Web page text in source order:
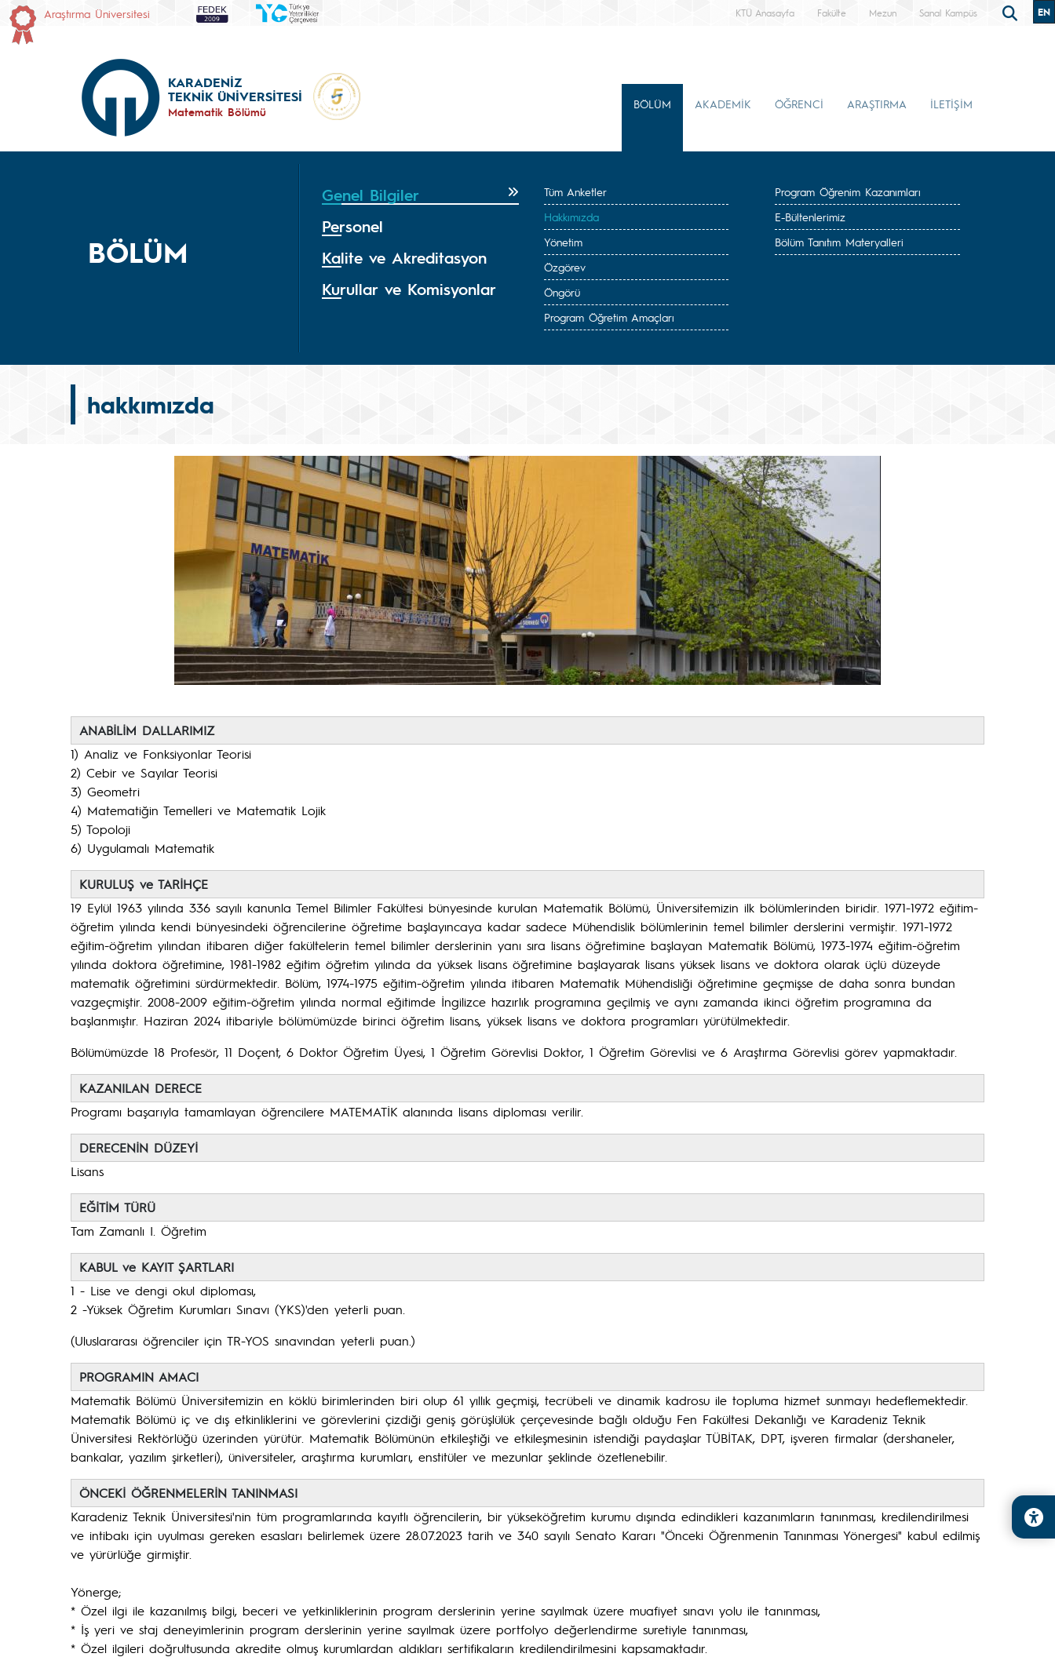
Araştırma Üniversitesi KTÜ Anasayfa Fakülte Mezun Sanal Kampüs EN
KARADENİZ
TEKNİK ÜNİVERSİTESİ
Matematik Bölümü
BÖLÜM AKADEMİK ÖĞRENCİ ARAŞTIRMA İLETİŞİM
BÖLÜM
Genel Bilgiler
Personel
Kalite ve Akreditasyon
Kurullar ve Komisyonlar
Tüm Anketler
Hakkımızda
Yönetim
Özgörev
Öngörü
Program Öğretim Amaçları
Program Öğrenim Kazanımları
E-Bültenlerimiz
Bölüm Tanıtım Materyalleri
hakkımızda
ANABİLİM DALLARIMIZ
1) Analiz ve Fonksiyonlar Teorisi
2) Cebir ve Sayılar Teorisi
3) Geometri
4) Matematiğin Temelleri ve Matematik Lojik
5) Topoloji
6) Uygulamalı Matematik
KURULUŞ ve TARİHÇE
19 Eylül 1963 yılında 336 sayılı kanunla Temel Bilimler Fakültesi bünyesinde kurulan Matematik Bölümü, Üniversitemizin ilk bölümlerinden biridir. 1971-1972 eğitim-
öğretim yılında kendi bünyesindeki öğrencilerine öğretime başlayıncaya kadar sadece Mühendislik bölümlerinin temel bilimler derslerini vermiştir. 1971-1972
eğitim-öğretim yılından itibaren diğer fakültelerin temel bilimler derslerinin yanı sıra lisans öğretimine başlayan Matematik Bölümü, 1973-1974 eğitim-öğretim
yılında doktora öğretimine, 1981-1982 eğitim öğretim yılında da yüksek lisans öğretimine başlayarak lisans yüksek lisans ve doktora olarak üçlü düzeyde
matematik öğretimini sürdürmektedir. Bölüm, 1974-1975 eğitim-öğretim yılında itibaren Matematik Mühendisliği öğretimine geçmişse de daha sonra bundan
vazgeçmiştir. 2008-2009 eğitim-öğretim yılında normal eğitimde İngilizce hazırlık programına geçilmiş ve aynı zamanda ikinci öğretim programına da
başlanmıştır. Haziran 2024 itibariyle bölümümüzde birinci öğretim lisans, yüksek lisans ve doktora programları yürütülmektedir.
Bölümümüzde 18 Profesör, 11 Doçent, 6 Doktor Öğretim Üyesi, 1 Öğretim Görevlisi Doktor, 1 Öğretim Görevlisi ve 6 Araştırma Görevlisi görev yapmaktadır.
KAZANILAN DERECE
Programı başarıyla tamamlayan öğrencilere MATEMATİK alanında lisans diploması verilir.
DERECENİN DÜZEYİ
Lisans
EĞİTİM TÜRÜ
Tam Zamanlı I. Öğretim
KABUL ve KAYIT ŞARTLARI
1 - Lise ve dengi okul diploması,
2 -Yüksek Öğretim Kurumları Sınavı (YKS)'den yeterli puan.
(Uluslararası öğrenciler için TR-YOS sınavından yeterli puan.)
PROGRAMIN AMACI
Matematik Bölümü Üniversitemizin en köklü birimlerinden biri olup 61 yıllık geçmişi, tecrübeli ve dinamik kadrosu ile topluma hizmet sunmayı hedeflemektedir.
Matematik Bölümü iç ve dış etkinliklerini ve görevlerini çizdiği geniş görüşlülük çerçevesinde bağlı olduğu Fen Fakültesi Dekanlığı ve Karadeniz Teknik
Üniversitesi Rektörlüğü üzerinden yürütür. Matematik Bölümünün etkileştiği ve etkileşmesinin istendiği paydaşlar TÜBİTAK, DPT, işveren firmalar (dershaneler,
bankalar, yazılım şirketleri), üniversiteler, araştırma kurumları, enstitüler ve mezunlar şeklinde özetlenebilir.
ÖNCEKİ ÖĞRENMELERİN TANINMASI
Karadeniz Teknik Üniversitesi'nin tüm programlarında kayıtlı öğrencilerin, bir yükseköğretim kurumu dışında edindikleri kazanımların tanınması, kredilendirilmesi
ve intibakı için uyulması gereken esasları belirlemek üzere 28.07.2023 tarih ve 340 sayılı Senato Kararı "Önceki Öğrenmenin Tanınması Yönergesi" kabul edilmiş
ve yürürlüğe girmiştir.
Yönerge;
* Özel ilgi ile kazanılmış bilgi, beceri ve yetkinliklerinin program derslerinin yerine sayılmak üzere muafiyet sınavı yolu ile tanınması,
* İş yeri ve staj deneyimlerinin program derslerinin yerine sayılmak üzere portfolyo değerlendirme suretiyle tanınması,
* Özel ilgileri doğrultusunda akredite olmuş kurumlardan aldıkları sertifikaların kredilendirilmesini kapsamaktadır.